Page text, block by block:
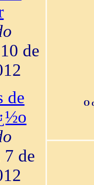
de
de
7 de
O